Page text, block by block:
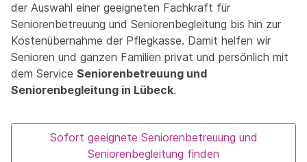
der Auswahl einer geeigneten Fachkraft für
Seniorenbetreuung und Seniorenbegleitung bis hin zur
Kostenübernahme der Pflegkasse. Damit helfen wir
Senioren und ganzen Familien privat und persönlich mit
dem Service Seniorenbetreuung und
Seniorenbegleitung in Lübeck.
Sofort geeignete Seniorenbetreuung und
Seniorenbegleitung finden